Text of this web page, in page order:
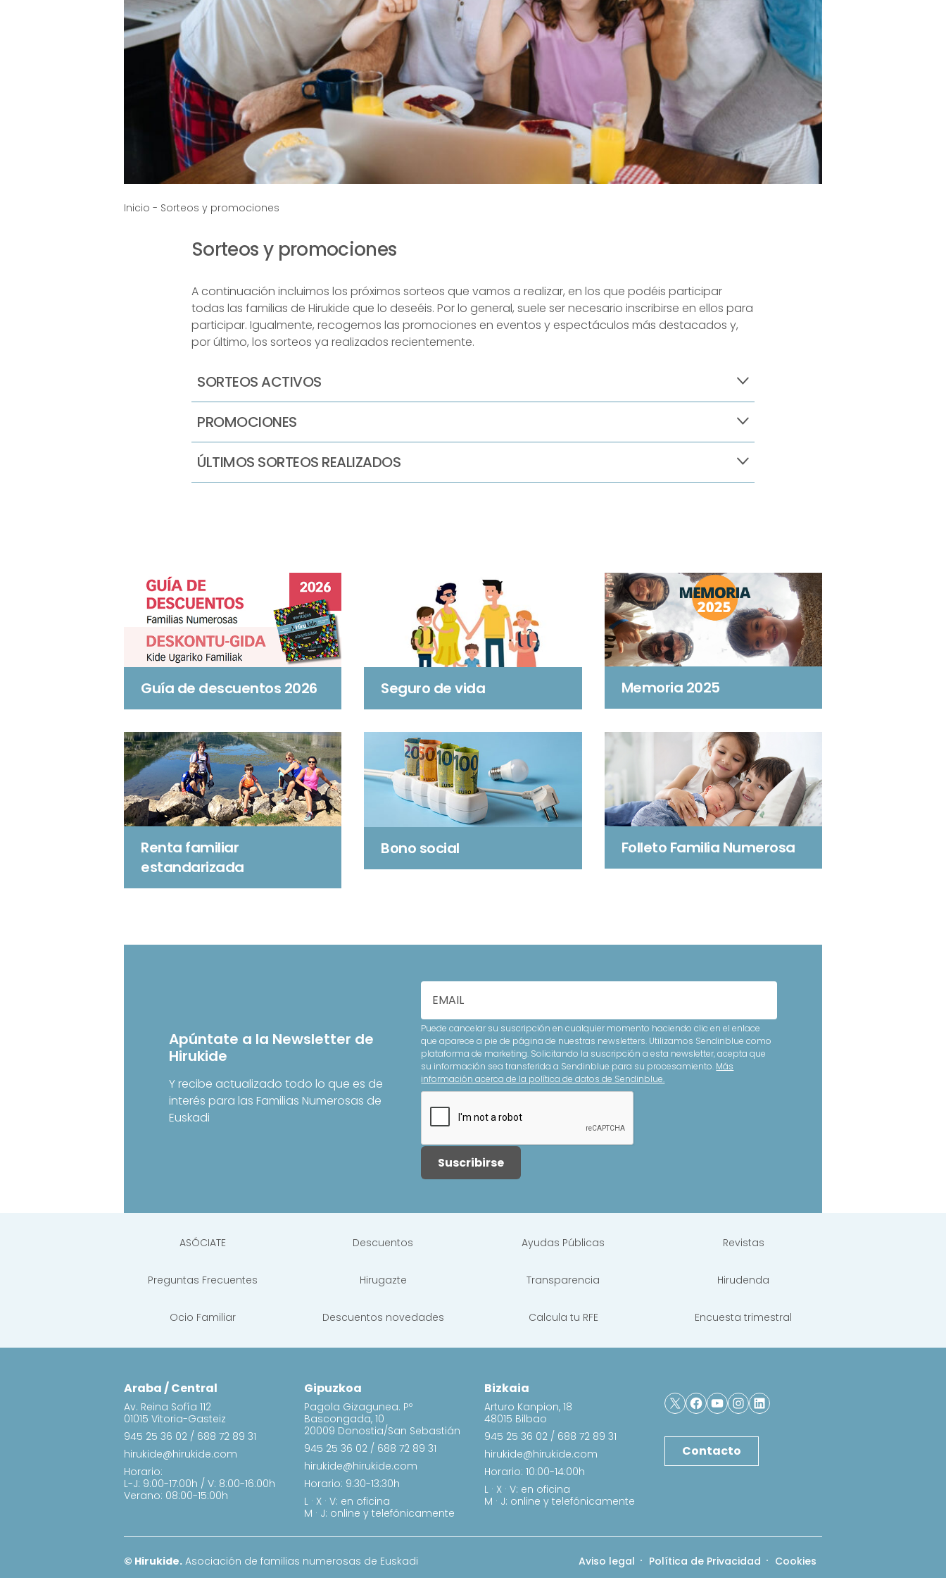
Inicio - Sorteos y promociones
Sorteos y promociones
A continuación incluimos los próximos sorteos que vamos a realizar, en los que podéis participar
todas las familias de Hirukide que lo deseéis. Por lo general, suele ser necesario inscribirse en ellos para
participar. Igualmente, recogemos las promociones en eventos y espectáculos más destacados y,
por último, los sorteos ya realizados recientemente.
SORTEOS ACTIVOS
PROMOCIONES
ÚLTIMOS SORTEOS REALIZADOS
Guía de descuentos 2026 Seguro de vida Memoria 2025
Renta familiar
estandarizada
Bono social Folleto Familia Numerosa
Apúntate a la Newsletter de
Hirukide
Y recibe actualizado todo lo que es de
interés para las Familias Numerosas de
Euskadi
Puede cancelar su suscripción en cualquier momento haciendo clic en el enlace
que aparece a pie de página de nuestras newsletters. Utilizamos Sendinblue como
plataforma de marketing. Solicitando la suscripción a esta newsletter, acepta que
su información sea transferida a Sendinblue para su procesamiento. Más
información acerca de la política de datos de Sendinblue.
Suscribirse
ASÓCIATE Descuentos Ayudas Públicas Revistas
Preguntas Frecuentes Hirugazte Transparencia Hirudenda
Ocio Familiar Descuentos novedades Calcula tu RFE Encuesta trimestral
Araba / Central
Av. Reina Sofía 112
01015 Vitoria-Gasteiz
945 25 36 02 / 688 72 89 31
hirukide@hirukide.com
Horario:
L-J: 9:00-17:00h / V: 8:00-16:00h
Verano: 08:00-15:00h
Gipuzkoa
Pagola Gizagunea. Pº
Bascongada, 10
20009 Donostia/San Sebastián
945 25 36 02 / 688 72 89 31
hirukide@hirukide.com
Horario: 9:30-13:30h
L · X · V: en oficina
M · J: online y telefónicamente
Bizkaia
Arturo Kanpion, 18
48015 Bilbao
945 25 36 02 / 688 72 89 31
hirukide@hirukide.com
Horario: 10:00-14:00h
L · X · V: en oficina
M · J: online y telefónicamente
X Facebook
YouTube
Instagram
LinkedIn
Contacto
© Hirukide. Asociación de familias numerosas de Euskadi Aviso legal Política de Privacidad Cookies